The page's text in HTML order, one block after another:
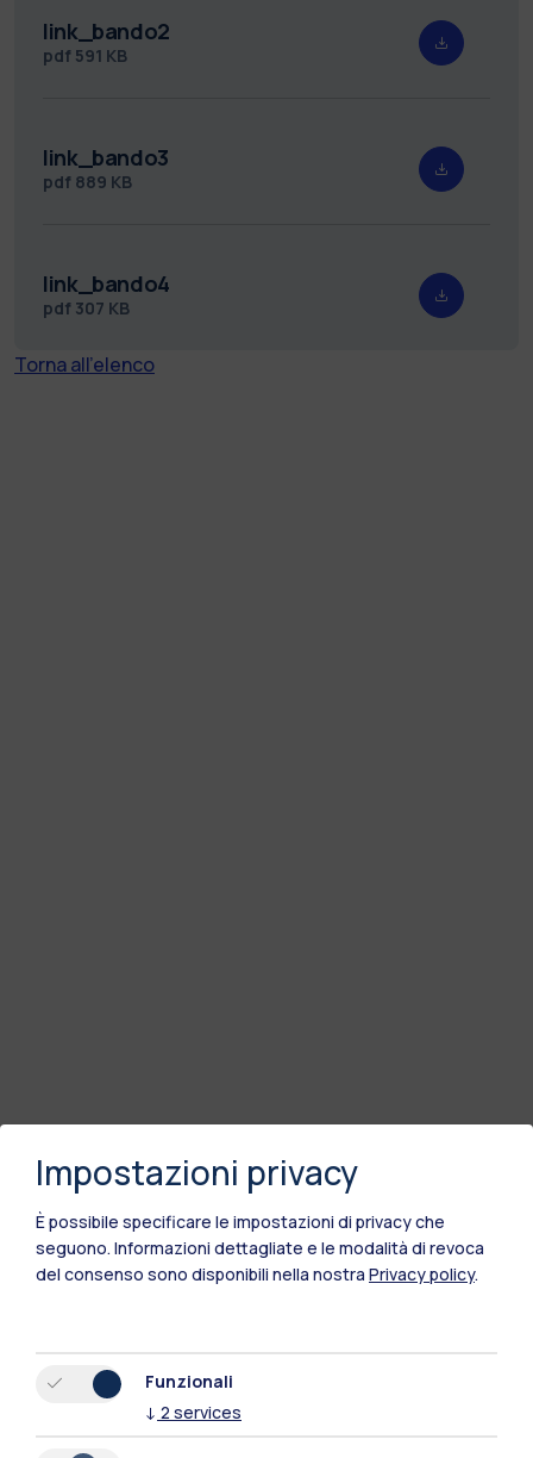
link_bando2
pdf 591 KB
link_bando3
pdf 889 KB
link_bando4
pdf 307 KB
Torna all'elenco
Impostazioni privacy
È possibile specificare le impostazioni di privacy che
seguono. Informazioni dettagliate e le modalità di revoca
del consenso sono disponibili nella nostra Privacy policy.
Funzionali
↓ 2 services